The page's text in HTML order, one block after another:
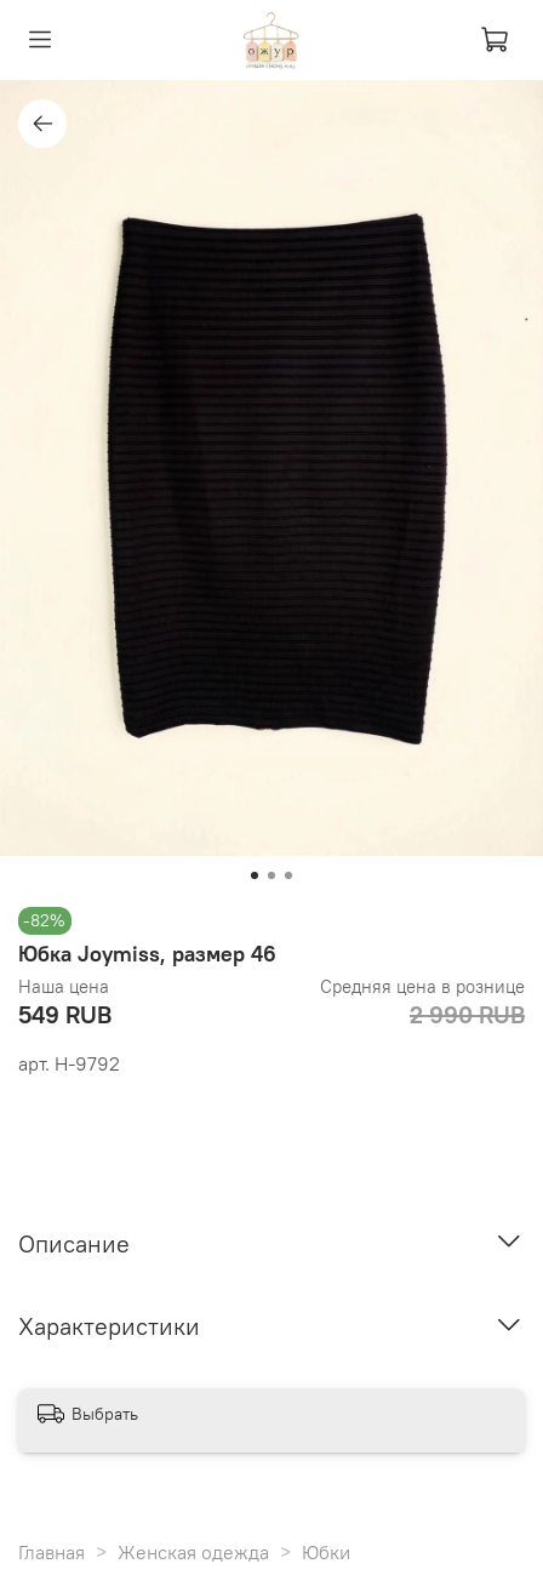
-82%
арт. Н-9792
Юбка Joymiss, размер 46
Наша цена
549 RUB
Средняя цена в рознице
2 990 RUB
Описание
Характеристики
Выбрать
Главная Женская одежда Юбки